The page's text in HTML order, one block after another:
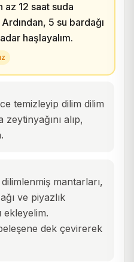
az 12 saat suda
5 su bardağı
haşlayalım.
temizleyip dilim dilim
alıp,
dilimlenmiş mantarları,
ve piyazlık
ekleyelim.
dek çevirerek